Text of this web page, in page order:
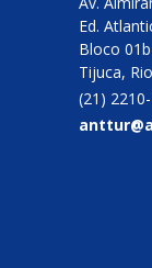
Ed.
Bloco
Tijuca,
(21)